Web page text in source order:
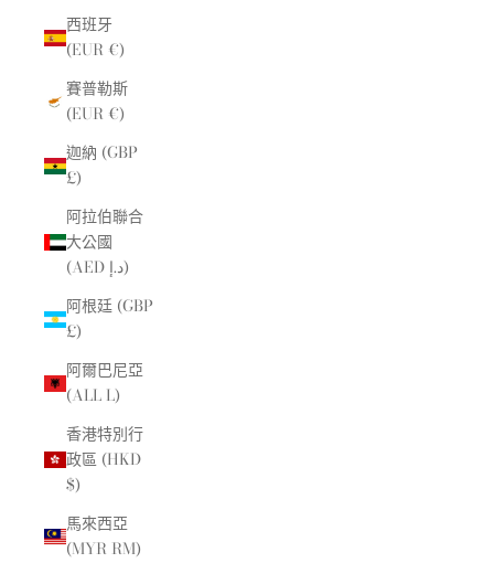
西班牙
(EUR €)
賽普勒斯
(EUR €)
迦納 (GBP
£)
阿拉伯聯合
大公國
(AED د.إ)
阿根廷 (GBP
£)
阿爾巴尼亞
(ALL L)
香港特別行
政區 (HKD
$)
馬來西亞
(MYR RM)